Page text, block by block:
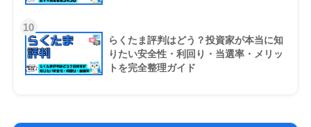
10
らくたま評判はどう？投資家が本当に知
りたい安全性・利回り・当選率・メリッ
トを完全整理ガイド